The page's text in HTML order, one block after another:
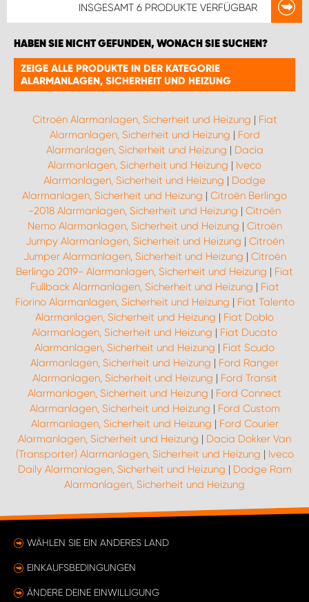
INSGESAMT 6 PRODUKTE VERFÜGBAR
HABEN SIE NICHT GEFUNDEN, WONACH SIE SUCHEN?
ZEIGE ALLE PRODUKTE IN DER KATEGORIE
ALARMANLAGEN, SICHERHEIT UND HEIZUNG
Citroën Alarmanlagen, Sicherheit und Heizung | Fiat
Alarmanlagen, Sicherheit und Heizung | Ford
Alarmanlagen, Sicherheit und Heizung | Dacia
Alarmanlagen, Sicherheit und Heizung | Iveco
Alarmanlagen, Sicherheit und Heizung | Dodge
Alarmanlagen, Sicherheit und Heizung | Citroën Berlingo
-2018 Alarmanlagen, Sicherheit und Heizung | Citroën
Nemo Alarmanlagen, Sicherheit und Heizung | Citroën
Jumpy Alarmanlagen, Sicherheit und Heizung | Citroën
Jumper Alarmanlagen, Sicherheit und Heizung | Citroën
Berlingo 2019- Alarmanlagen, Sicherheit und Heizung | Fiat
Fullback Alarmanlagen, Sicherheit und Heizung | Fiat
Fiorino Alarmanlagen, Sicherheit und Heizung | Fiat Talento
Alarmanlagen, Sicherheit und Heizung | Fiat Doblo
Alarmanlagen, Sicherheit und Heizung | Fiat Ducato
Alarmanlagen, Sicherheit und Heizung | Fiat Scudo
Alarmanlagen, Sicherheit und Heizung | Ford Ranger
Alarmanlagen, Sicherheit und Heizung | Ford Transit
Alarmanlagen, Sicherheit und Heizung | Ford Connect
Alarmanlagen, Sicherheit und Heizung | Ford Custom
Alarmanlagen, Sicherheit und Heizung | Ford Courier
Alarmanlagen, Sicherheit und Heizung | Dacia Dokker Van
(Transporter) Alarmanlagen, Sicherheit und Heizung | Iveco
Daily Alarmanlagen, Sicherheit und Heizung | Dodge Ram
Alarmanlagen, Sicherheit und Heizung
WÄHLEN SIE EIN ANDERES LAND
EINKAUFSBEDINGUNGEN
ÄNDERE DEINE EINWILLIGUNG